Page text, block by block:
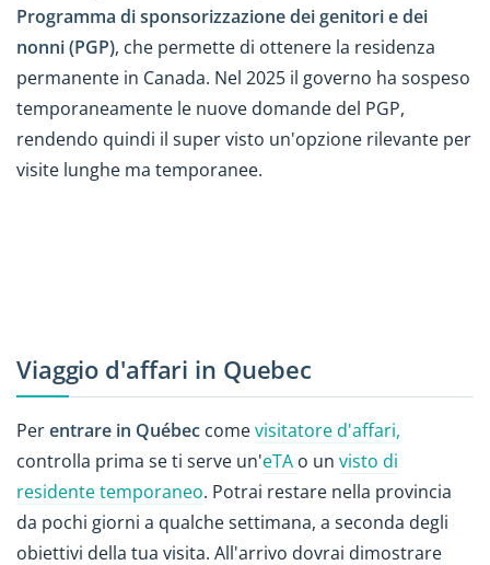
Programma di sponsorizzazione dei genitori e dei
nonni (PGP), che permette di ottenere la residenza
permanente in Canada. Nel 2025 il governo ha sospeso
temporaneamente le nuove domande del PGP,
rendendo quindi il super visto un'opzione rilevante per
visite lunghe ma temporanee.
Viaggio d'affari in Quebec
Perentrare in Québec comevisitatore d'affari,
controlla prima se ti serve un'eTA o un visto di
residente temporaneo. Potrai restare nella provincia
da pochi giorni a qualche settimana, a seconda degli
obiettivi della tua visita. All'arrivo dovrai dimostrare